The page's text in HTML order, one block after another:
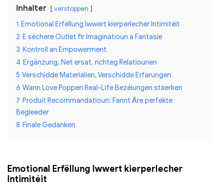
Inhalter verstoppen
1 Emotional Erfëllung Iwwert kierperlecher Intimitéit
2 E séchere Outlet fir Imaginatioun a Fantasie
3 Kontroll an Empowerment
4 Ergänzung, Net ersat, richteg Relatiounen
5 Verschidde Materialien, Verschidde Erfarungen
6 Wann Love Poppen Real-Life Bezéiungen stäerken
7 Produit Recommandatioun: Fannt Äre perfekte
Begleeder
8 Finale Gedanken
Emotional Erfëllung Iwwert kierperlecher
Intimitéit